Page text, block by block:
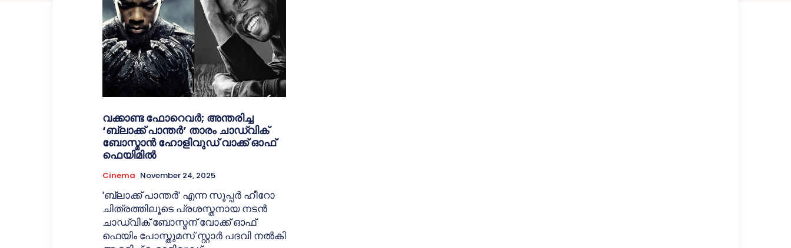
വക്കാണ്ട ഫോറെവർ; അന്തരിച്ച
‘ബ്ലാക്ക് പാന്തർ’ താരം ചാഡ്‌വിക്
ബോസ്മാൻ ഹോളിവുഡ് വാക്ക് ഓഫ്
ഫെയിമിൽ
Cinema November 24, 2025
'ബ്ലാക്ക് പാന്തർ' എന്ന സൂപ്പർ ഹീറോ
ചിത്രത്തിലൂടെ പ്രശസ്തനായ നടൻ
ചാഡ്‌വിക് ബോസ്മന് വോക്ക് ഓഫ്
ഫെയിം പോസ്തുമസ് സ്റ്റാർ പദവി നൽകി